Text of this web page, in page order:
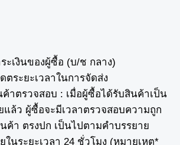
ะเงินของผู้ซื้อ (บ/ช กลาง)
ตระยะเวลาในการจัดส่ง
าตรวจสอบ : เมื่อผู้ซื้อได้รับสินค้าเป็น
แล้ว ผู้ซื้อจะมีเวลาตรวจสอบความถูก
ค้า ตรงปก เป็นไปตามคำบรรยาย
ในระยะเวลา 24 ชั่วโมง (หมายเหตุ*